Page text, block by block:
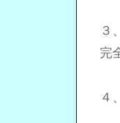
３
完
４